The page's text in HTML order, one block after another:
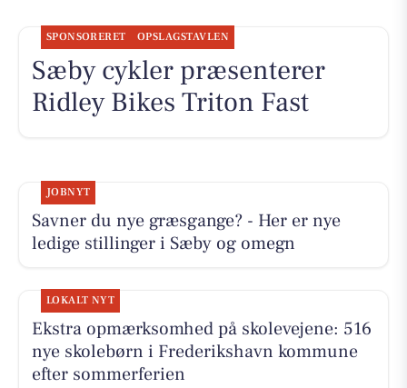
SPONSORERET OPSLAGSTAVLEN
Sæby cykler præsenterer
Ridley Bikes Triton Fast
JOBNYT
Savner du nye græsgange? - Her er nye
ledige stillinger i Sæby og omegn
LOKALT NYT
Ekstra opmærksomhed på skolevejene: 516
nye skolebørn i Frederikshavn kommune
efter sommerferien